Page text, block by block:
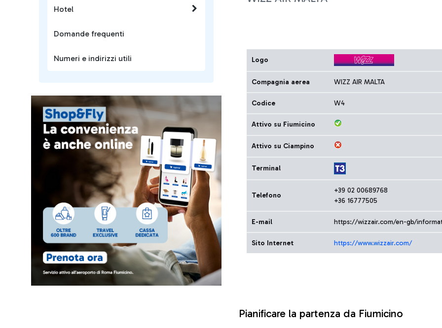
Logo
Compagnia aerea WIZZ AIR MALTA
Codice W4
Attivo su Fiumicino
Attivo su Ciampino
Terminal
Telefono
+39 02 00689768
+36 16777505
E-mail https://wizzair.com/en-gb/
Sito Internet https://www.wizzair.com/
Pianificare la partenza da Fiumicino
Hotel
Domande frequenti
Numeri e indirizzi utili